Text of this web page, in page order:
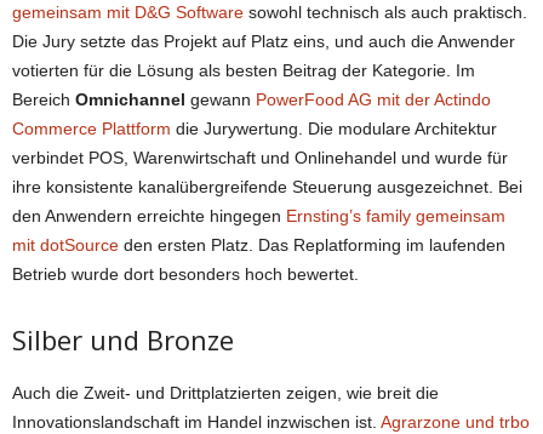
gemeinsam mit D&G Software sowohl technisch als auch praktisch.
Die Jury setzte das Projekt auf Platz eins, und auch die Anwender
votierten für die Lösung als besten Beitrag der Kategorie. Im
Bereich Omnichannel gewann PowerFood AG mit der Actindo
Commerce Plattform die Jurywertung. Die modulare Architektur
verbindet POS, Warenwirtschaft und Onlinehandel und wurde für
ihre konsistente kanalübergreifende Steuerung ausgezeichnet. Bei
den Anwendern erreichte hingegen Ernsting’s family gemeinsam
mit dotSource den ersten Platz. Das Replatforming im laufenden
Betrieb wurde dort besonders hoch bewertet.
Silber und Bronze
Auch die Zweit- und Drittplatzierten zeigen, wie breit die
Innovationslandschaft im Handel inzwischen ist. Agrarzone und trbo